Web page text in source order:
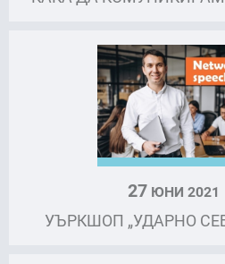
27ЮНИ 2021
УЪРКШОП „УДАРНО